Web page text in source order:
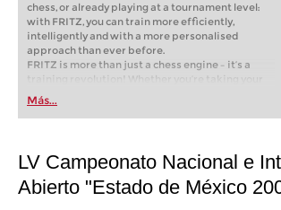
chess, or already playing at a tournament level:
with FRITZ, you can train more efficiently,
intelligently and with a more personalised
approach than ever before.
FRITZ is more than just a chess engine – it’s a
training revolution! Whether you’re taking your
first steps into the world of club chess, or already
playing at a tournament level: with FRITZ, you can
train more efficiently, intelligently and with a
Más...
LV Campeonato Nacional e
Abierto "Estado de México